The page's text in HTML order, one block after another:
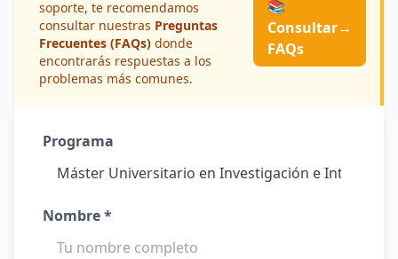
soporte, te recomendamos
consultar nuestras Preguntas
Frecuentes (FAQs) donde
encontrarás respuestas a los
problemas más comunes.
📚
Consultar
FAQs
→
Programa
Nombre *